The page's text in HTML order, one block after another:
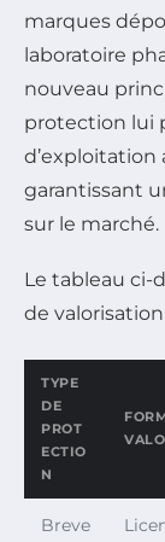
marques
laboratoire
nouveau
protection lui
d’exploitation
garantissant
sur le marché.
Le tableau ci-
de
TYPE
DE
PROT
ECTIO
N
Breve